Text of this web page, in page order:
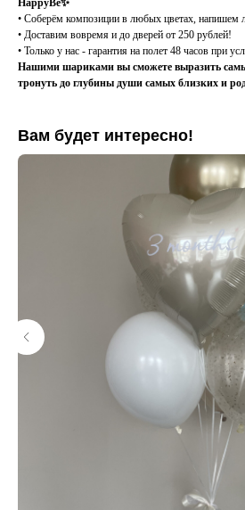
HappyBe✨
• Соберём композиции в любых цветах, напишем
• Доставим вовремя и до дверей от 250 рублей!
• Только у нас - гарантия на полет 48 часов при
Нашими шариками вы сможете выразить
тронуть до глубины души самых близких и
Вам будет интересно!